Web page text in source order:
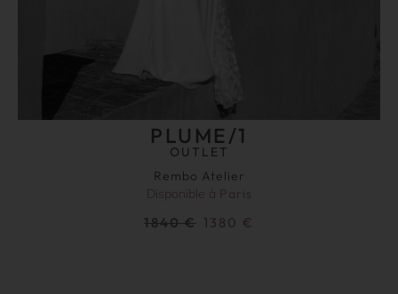
PLUME/1
OUTLET
Rembo Atelier
Disponible à Paris
1840€ 1380 €